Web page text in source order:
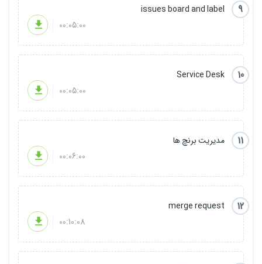
9
issues board and label
00:05:00
10
Service Desk
00:05:00
11
مدیریت برنچ ها
00:06:00
12
merge request
00:10:08